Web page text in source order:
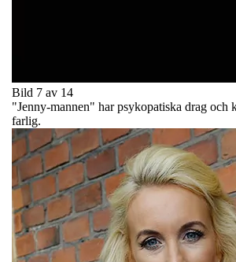
Bild 7 av 14
"Jenny-mannen" har psykopatiska drag och
farlig.